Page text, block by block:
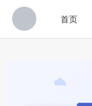
首页